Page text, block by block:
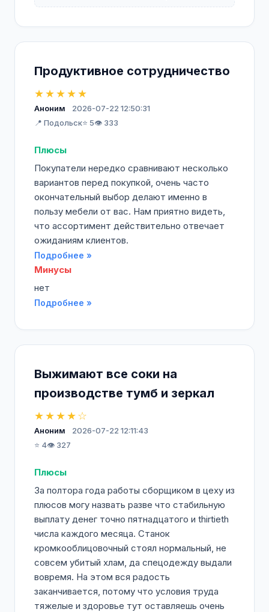
Продуктивное сотрудничество
★★★★★
Аноним
2026-07-22 12:50:31
📍 Подольск⭐ 5👁️ 333
Плюсы
Покупатели нередко сравнивают несколько
вариантов перед покупкой, очень часто
окончательный выбор делают именно в
пользу мебели от вас. Нам приятно видеть,
что ассортимент действительно отвечает
ожиданиям клиентов.
Подробнее »
Минусы
нет
Подробнее »
Выжимают все соки на
производстве тумб и зеркал
★★★★☆
Аноним
2026-07-22 12:11:43
⭐ 4👁️ 327
Плюсы
За полтора года работы сборщиком в цеху из
плюсов могу назвать разве что стабильную
выплату денег точно пятнадцатого и thirtieth
числа каждого месяца. Станок
кромкооблицовочный стоял нормальный, не
совсем убитый хлам, да спецодежду выдали
вовремя. На этом вся радость
заканчивается, потому что условия труда
тяжелые и здоровье тут оставляешь очень